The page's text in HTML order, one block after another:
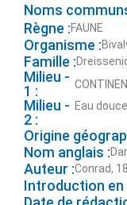
Noms
Règne :FAUNE
Organisme :
Famille :
Milieu -
1 :
Milieu -
2 :
Eau
Origine
Nom anglais :
Auteur :Conrad,
Introduction en